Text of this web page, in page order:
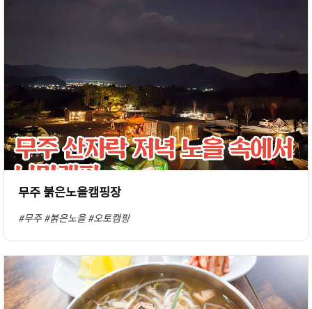
무주 붉은노을캠핑장
#무주 #붉은노을 #오토캠핑